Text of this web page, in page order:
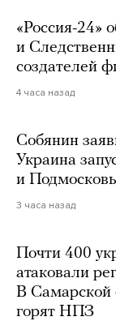
«Россия-24»
и
создателей
4 часа назад
Собянин
Украина
и
3 часа назад
Почти 400
атаковали
В Самарской
горят НПЗ